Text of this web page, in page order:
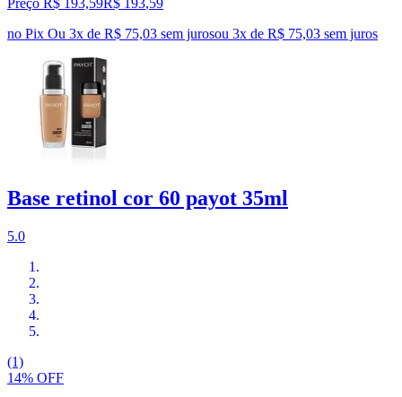
no Pix Ou 3x de R$ 75,03 sem jurosou 3x de R$ 75,03 sem juros
Base retinol cor 60 payot 35ml
5.0
(1)
14% OFF